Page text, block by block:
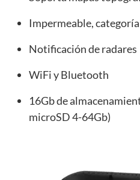
Impermeable,
Notificación de radares
WiFi y Bluetooth
16Gb de
microSD 4-64Gb)